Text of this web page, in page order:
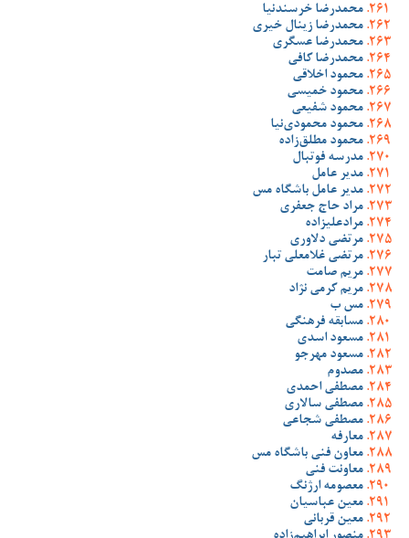
محمدرضا خرسندنیا
محمدرضا زینال خیری
محمدرضا عسگری
محمدرضا کافی
محمود اخلاقی
محمود خمیسی
محمود شفیعی
محمود محمودی‌نیا
محمود مطلق‌زاده
مدرسه فوتبال
مدیر عامل
مدیر عامل باشگاه مس
مراد حاج جعفری
مرادعلیزاده
مرتضی دلاوری
مرتضی غلامعلی تبار
مریم صامت
مریم کرمی نژاد
مس ب
مسابقه فرهنگی
مسعود اسدی
مسعود مهرجو
مصدوم
مصطفی احمدی
مصطفی سالاری
مصطفی شجاعی
معارفه
معاون فنی باشگاه مس
معاونت فنی
معصومه ارژنگ
معین عباسیان
معین قربانی